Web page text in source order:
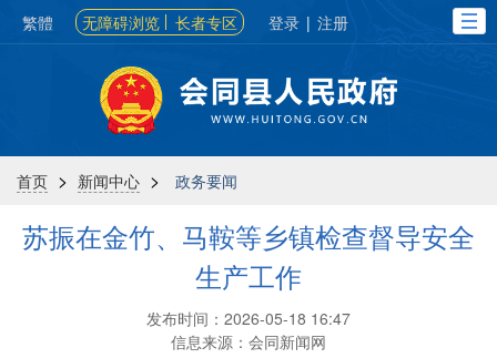
繁體 无障碍浏览 长者专区 登录 | 注册
首页 > 新闻中心 > 政务要闻
苏振在金竹、马鞍等乡镇检查督导安全
生产工作
发布时间：2026-05-18 16:47
信息来源：会同新闻网